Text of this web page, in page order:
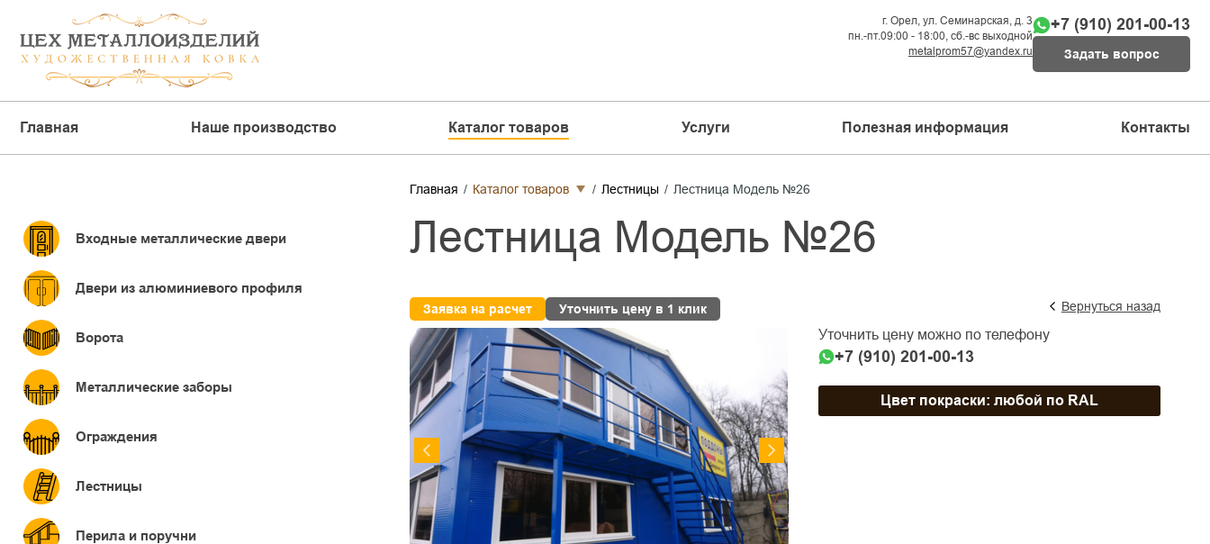
г. Орел, ул. Семинарская, д. 3
пн.-пт.09:00 - 18:00, сб.-вс выходной
metalprom57@yandex.ru
+7 (910) 201-00-13
Задать вопрос
Главная Наше производство Каталог товаров Услуги Полезная информация Контакты
Входные металлические двери
Двери из алюминиевого профиля
Ворота
Металлические заборы
Ограждения
Лестницы
Перила и поручни
Главная Каталог товаров Лестницы Лестница Модель №26
Лестница Модель №26
Заявка на расчет Уточнить цену в 1 клик Вернуться назад
Уточнить цену можно по телефону
+7 (910) 201-00-13
Цвет покраски: любой по RAL